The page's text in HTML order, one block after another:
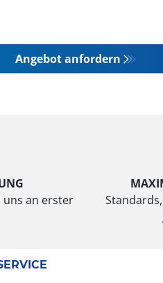
Angebot anfordern
uns an erster